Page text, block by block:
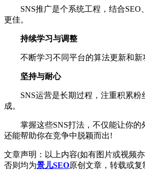
SNS推广是个系统工程，结合SEO
更佳。
持续学习与调整
不断学习不同平台的算法更新和新
坚持与耐心
SNS运营是长期过程，注重积累粉
成。
掌握这些SNS打法，不仅能让你的
还能帮助你在竞争中脱颖而出!
文章声明：以上内容(如有图片或视频
否则均为景儿SEO原创文章，转载或